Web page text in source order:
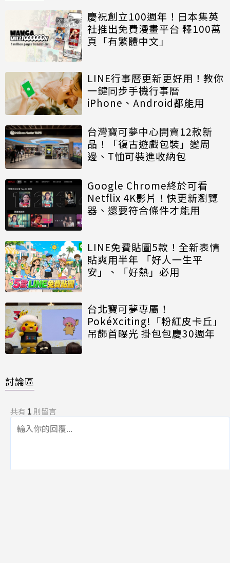
慶祝創立100週年！日本集英
社推出免費漫畫平台 釋100萬
頁「有繁體中文」
LINE行事曆更新更好用！教你
一鍵同步手機行事曆
iPhone、Android都能用
台灣寶可夢中心開賣12款新
品！「復古遊戲包裝」變周
邊、T恤可裝進收納包
Google Chrome終於可看
Netflix 4K影片！快更新瀏覽
器、還要符合條件才能用
LINE免費貼圖5款！全新表情
貼爽用半年 「好人一生平
安」、「好熱」必用
台北寶可夢專屬！
PokéXciting!「粉紅皮卡丘」
吊飾首曝光 掛包包慶30週年
討論區
共有 1 則留言